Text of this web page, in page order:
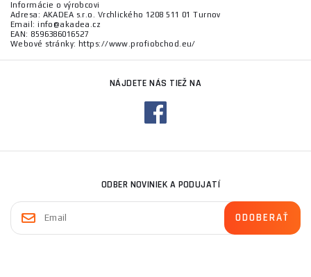
Informácie o výrobcovi
Adresa: AKADEA s.r.o. Vrchlického 1208 511 01 Turnov
Email: info@akadea.cz
EAN: 8596386016527
Webové stránky: https://www.profiobchod.eu/
NÁJDETE NÁS TIEŽ NA
ODBER NOVINIEK A PODUJATÍ